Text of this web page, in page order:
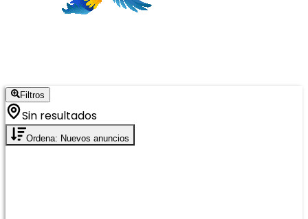
Filtros
Sin resultados
Ordena: Nuevos anuncios